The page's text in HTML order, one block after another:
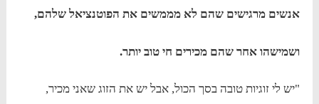
אנשים מרגישים שהם לא מממשים את הפוטנציאל שלהם,
ושמישהו אחר שהם מכירים חי טוב יותר.
"יש לי זוגיות טובה בסך הכול, אבל יש את הזוג שאני מכיר,